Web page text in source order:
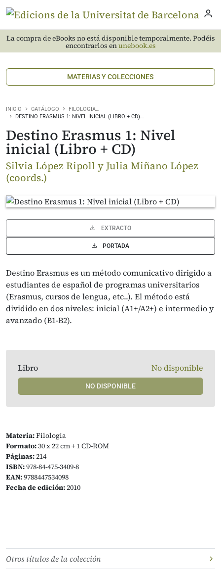
La compra de eBooks no está disponible temporalmente. Podéis
encontrarlos enunebook.es
MATERIAS Y COLECCIONES
INICIO CATÁLOGO
FILOLOGIA…
DESTINO ERASMUS 1: NIVEL INICIAL (LIBRO + CD)…
Destino Erasmus 1: Nivel
inicial (Libro + CD)
Silvia López Ripoll y Julia Miñano López
(coords.)
EXTRACTO
PORTADA
Destino Erasmus es un método comunicativo dirigido a
estudiantes de español de programas universitarios
(Erasmus, cursos de lengua, etc..). El método está
dividido en dos niveles: inicial (A1+/A2+) e intermedio y
avanzado (B1-B2).
Materia:Filologia
Formato:30 x 22 cm + 1 CD-ROM
Páginas:214
ISBN:978-84-475-3409-8
EAN:9788447534098
Fecha de edición:2010
Libro No disponible
NO DISPONIBLE
Otros títulos de la colección